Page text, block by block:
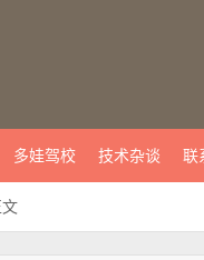
多娃驾校 技术杂谈 联